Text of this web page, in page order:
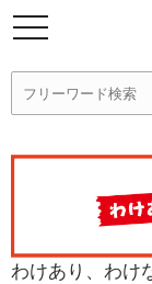
わけあり、わけ